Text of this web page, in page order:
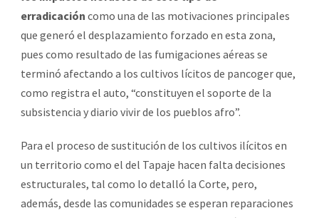
erradicación como una de las motivaciones principales
que generó el desplazamiento forzado en esta zona,
pues como resultado de las fumigaciones aéreas se
terminó afectando a los cultivos lícitos de pancoger que,
como registra el auto, “constituyen el soporte de la
subsistencia y diario vivir de los pueblos afro”.
Para el proceso de sustitución de los cultivos ilícitos en
un territorio como el del Tapaje hacen falta decisiones
estructurales, tal como lo detalló la Corte, pero,
además, desde las comunidades se esperan reparaciones